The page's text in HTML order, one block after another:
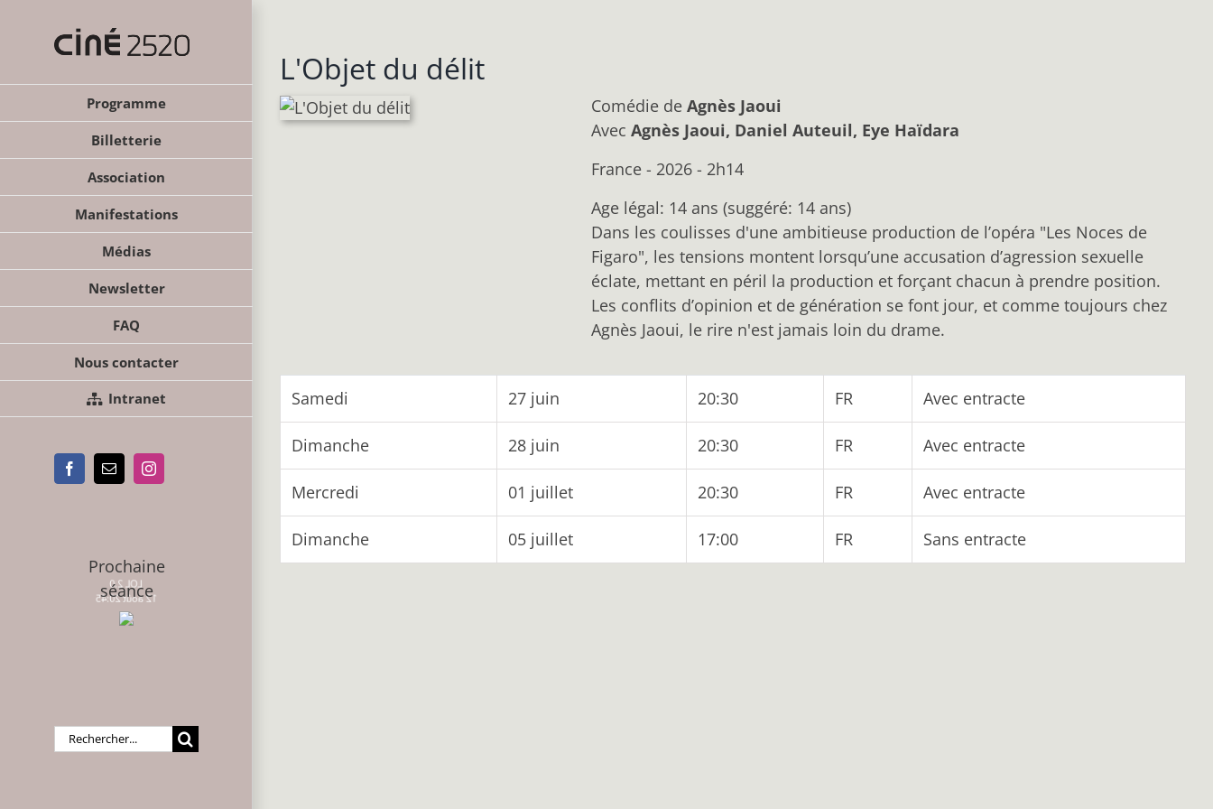
contenu
Programme
Billetterie
Association
Manifestations
Médias
Newsletter
FAQ
Nous contacter
Intranet
FacebookEmail Instagram
Prochaine
séance
LOL 2.0
12 août 20:45
Rechercher:
L'Objet du délit
Comédie de Agnès Jaoui
Avec Agnès Jaoui, Daniel Auteuil, Eye Haïdara
France - 2026 - 2h14
Age légal: 14 ans (suggéré: 14 ans)
Dans les coulisses d'une ambitieuse production de l’opéra "Les Noces de
Figaro", les tensions montent lorsqu’une accusation d’agression sexuelle
éclate, mettant en péril la production et forçant chacun à prendre position.
Les conflits d’opinion et de génération se font jour, et comme toujours chez
Agnès Jaoui, le rire n'est jamais loin du drame.
Samedi 27 juin 20:30 FR Avec entracte
Dimanche 28 juin 20:30 FR Avec entracte
Mercredi 01 juillet 20:30 FR Avec entracte
Dimanche 05 juillet 17:00 FR Sans entracte